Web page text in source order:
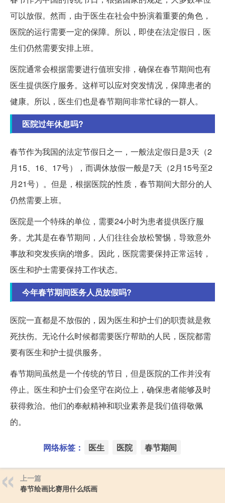
可以放假。然而，由于医生在社会中扮演着重要的角色，
医院的运行需要一定的保障。所以，即使在法定假日，医
生们仍然需要安排上班。
医院通常会根据需要进行值班安排，确保在春节期间也有
医生提供医疗服务。这样可以应对突发情况，保障患者的
健康。所以，医生们也是春节期间非常忙碌的一群人。
医院过年休息吗?
春节作为我国的法定节假日之一，一般法定假日是3天（2
月15、16、17号），而调休放假一般是7天（2月15号至2
月21号）。但是，根据医院的性质，春节期间大部分的人
仍然需要上班。
医院是一个特殊的单位，需要24小时为患者提供医疗服
务。尤其是在春节期间，人们往往会放松警惕，导致意外
事故和突发疾病的增多。因此，医院需要保持正常运转，
医生和护士需要保持工作状态。
今年春节期间医务人员放假吗?
医院一直都是不放假的，因为医生和护士们的职责就是救
死扶伤。无论什么时候都需要医疗帮助的人民，医院都需
要有医生和护士提供服务。
春节期间虽然是一个传统的节日，但是医院的工作并没有
停止。医生和护士们会坚守在岗位上，确保患者能够及时
获得救治。他们的奉献精神和职业素养是我们值得敬佩
的。
网络标签： 医生 医院 春节期间
上一篇
春节绘画比赛用什么纸画